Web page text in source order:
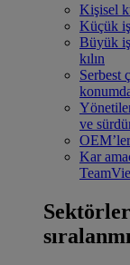
Kişisel
Küçük
Büyük
kılın
Serbest
ve
OEM’ler
Kar